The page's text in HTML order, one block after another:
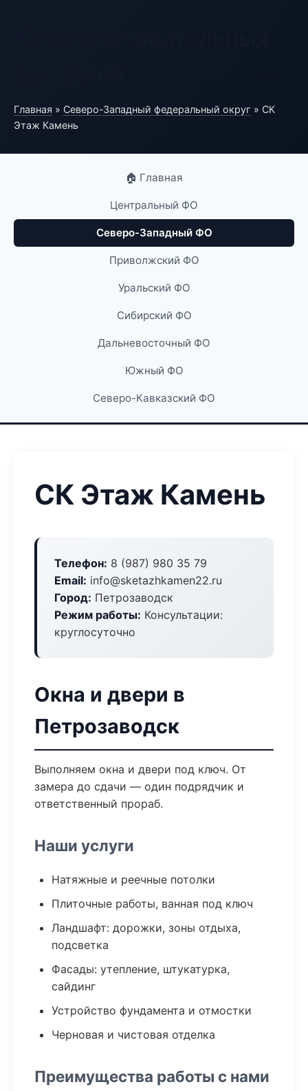
Главная » Северо-Западный федеральный округ » СК
Этаж Камень
🏠 Главная
Центральный ФО
Северо-Западный ФО
Приволжский ФО
Уральский ФО
Сибирский ФО
Дальневосточный ФО
Южный ФО
Северо-Кавказский ФО
СК Этаж Камень
Телефон: 8 (987) 980 35 79
Email: info@sketazhkamen22.ru
Город: Петрозаводск
Режим работы: Консультации:
круглосуточно
Окна и двери в
Петрозаводск
Выполняем окна и двери под ключ. От
замера до сдачи — один подрядчик и
ответственный прораб.
Наши услуги
Натяжные и реечные потолки
Плиточные работы, ванная под ключ
Ландшафт: дорожки, зоны отдыха,
подсветка
Фасады: утепление, штукатурка,
сайдинг
Устройство фундамента и отмостки
Черновая и чистовая отделка
Преимущества работы с нами